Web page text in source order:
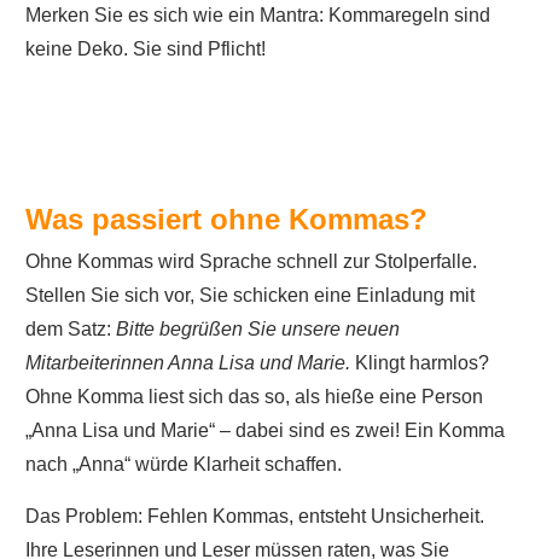
Merken Sie es sich wie ein Mantra: Kommaregeln sind
keine Deko. Sie sind Pflicht!
Was passiert ohne Kommas?
Ohne Kommas wird Sprache schnell zur Stolperfalle.
Stellen Sie sich vor, Sie schicken eine Einladung mit
dem Satz: Bitte begrüßen Sie unsere neuen
Mitarbeiterinnen Anna Lisa und Marie. Klingt harmlos?
Ohne Komma liest sich das so, als hieße eine Person
„Anna Lisa und Marie“ – dabei sind es zwei! Ein Komma
nach „Anna“ würde Klarheit schaffen.
Das Problem: Fehlen Kommas, entsteht Unsicherheit.
Ihre Leserinnen und Leser müssen raten, was Sie